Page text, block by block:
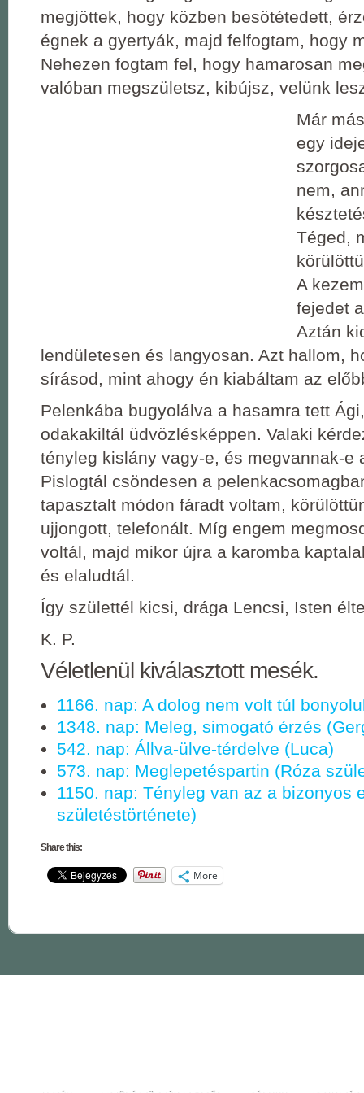
megjöttek, hogy közben besötétedett,
égnek a gyertyák, majd felfogtam, hogy
Nehezen fogtam fel, hogy hamarosan
valóban megszületsz, kibújsz, velünk
Már
egy
nem,
Téged,
A
fejedet
Aztán
lendületesen és langyosan. Azt hallom,
sírásod, mint ahogy én kiabáltam az
Pelenkába bugyolálva a hasamra tett
odakakiltál üdvözlésképpen. Valaki
tényleg kislány vagy-e, és megvannak-e
Pislogtál csöndesen a
tapasztalt módon fáradt voltam,
ujjongott, telefonált. Míg engem
voltál, majd mikor újra a karomba
és elaludtál.
Így születtél kicsi, drága Lencsi, Isten
K. P.
Véletlenül kiválasztott mesék.
1166. nap: A dolog nem volt túl
1348. nap: Meleg, simogató érzés
542. nap: Állva-ülve-térdelve (Luca)
573. nap: Meglepetéspartin (Róza
1150. nap: Tényleg van az a bizonyos
születéstörténete)
Share this:
More